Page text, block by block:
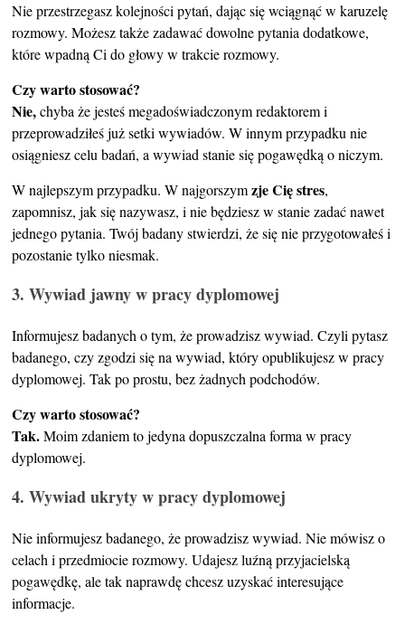
Nie przestrzegasz kolejności pytań, dając się wciągnąć w karuzelę
rozmowy. Możesz także zadawać dowolne pytania dodatkowe,
które wpadną Ci do głowy w trakcie rozmowy.
Czy warto stosować?
Nie,chyba że jesteś megadoświadczonym redaktorem i
przeprowadziłeś już setki wywiadów. W innym przypadku nie
osiągniesz celu badań, a wywiad stanie się pogawędką o niczym.
W najlepszym przypadku. W najgorszymzje Cię stres,
zapomnisz, jak się nazywasz, i nie będziesz w stanie zadać nawet
jednego pytania. Twój badany stwierdzi, że się nie przygotowałeś i
pozostanie tylko niesmak.
3. Wywiad jawny w pracy dyplomowej
Informujesz badanych o tym, że prowadzisz wywiad. Czyli pytasz
badanego, czy zgodzi się na wywiad, który opublikujesz w pracy
dyplomowej. Tak po prostu, bez żadnych podchodów.
Czy warto stosować?
Tak.Moim zdaniem to jedyna dopuszczalna forma w pracy
dyplomowej.
4. Wywiad ukryty w pracy dyplomowej
Nie informujesz badanego, że prowadzisz wywiad. Nie mówisz o
celach i przedmiocie rozmowy. Udajesz luźną przyjacielską
pogawędkę, ale tak naprawdę chcesz uzyskać interesujące
informacje.